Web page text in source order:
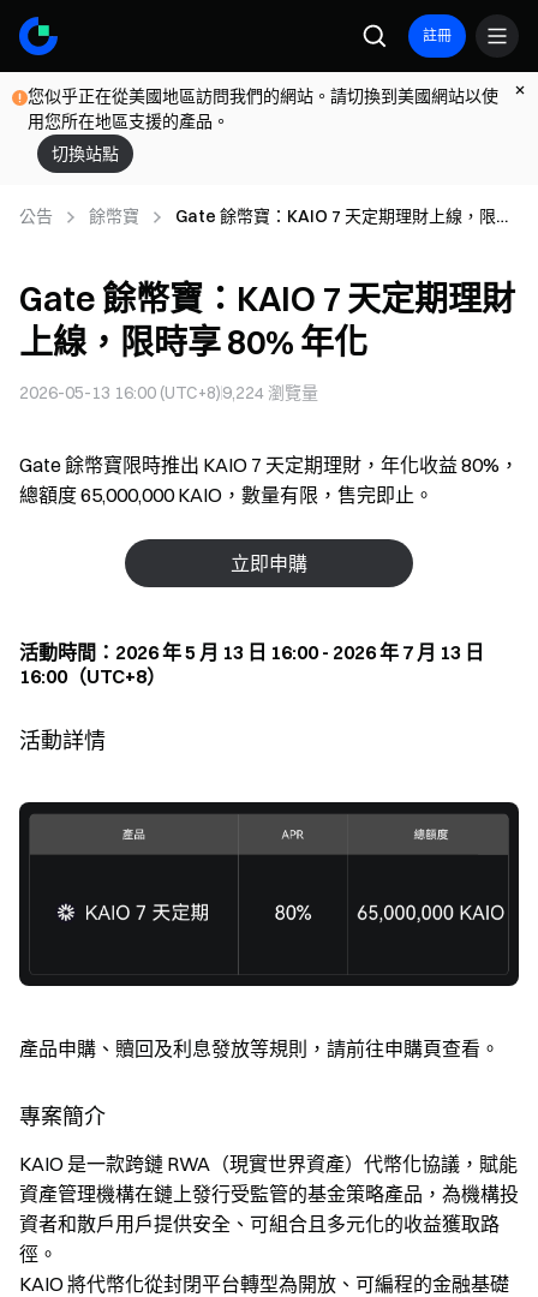
註冊
您似乎正在從美國地區訪問我們的網站。請切換到美國網站以使
用您所在地區支援的產品。
切換站點
公告 餘幣寶
Gate 餘幣寶：KAIO 7 天定期理財上線，限時
Gate 餘幣寶：KAIO 7 天定期理財
上線，限時享 80% 年化
2026-05-13 16:00 (UTC+8)9,224 瀏覽量
Gate 餘幣寶限時推出 KAIO 7 天定期理財，年化收益 80%，
總額度 65,000,000 KAIO，數量有限，售完即止。
立即申購
活動時間：2026 年 5 月 13 日 16:00 - 2026 年 7 月 13 日
16:00（UTC+8）
活動詳情
產品申購、贖回及利息發放等規則，請前往申購頁查看。
專案簡介
KAIO 是一款跨鏈 RWA（現實世界資產）代幣化協議，賦能
資產管理機構在鏈上發行受監管的基金策略產品，為機構投
資者和散戶用戶提供安全、可組合且多元化的收益獲取路
徑。
KAIO 將代幣化從封閉平台轉型為開放、可編程的金融基礎